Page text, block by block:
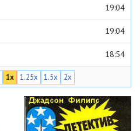
19:04
19:04
18:54
1x 1.25x 1.5x 2x